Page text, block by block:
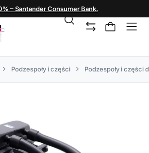
– Santander Consumer Bank.
Podzespoły i części Podzespoły i części